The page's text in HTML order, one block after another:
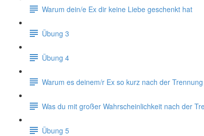
Warum dein/e Ex dir keine Liebe geschenkt hat
Übung 3
Übung 4
Warum es deinem/r Ex so kurz nach der
Was du mit großer Wahrscheinlichkeit nach der
Übung 5